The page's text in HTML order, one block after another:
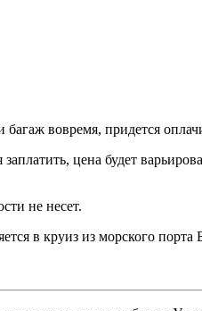
вовремя, придется
цена будет
не несет.
в круиз из морского порта